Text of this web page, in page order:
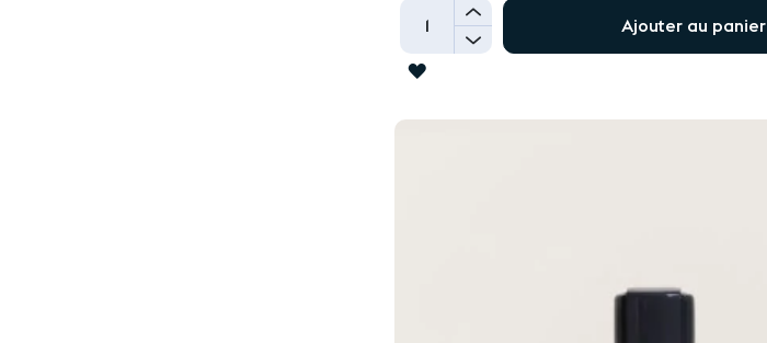
+
-
Ajouter au panier
AJOUTER